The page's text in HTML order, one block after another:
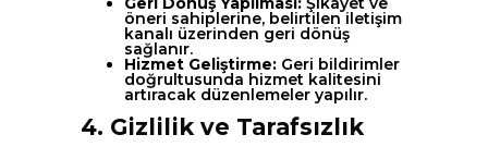
öneri sahiplerine, belirtilen iletişim
kanalı üzerinden geri dönüş
sağlanır.
Hizmet Geliştirme: Geri bildirimler
doğrultusunda hizmet kalitesini
artıracak düzenlemeler yapılır.
4. Gizlilik ve Tarafsızlık